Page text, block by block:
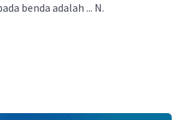
benda adalah ... N.